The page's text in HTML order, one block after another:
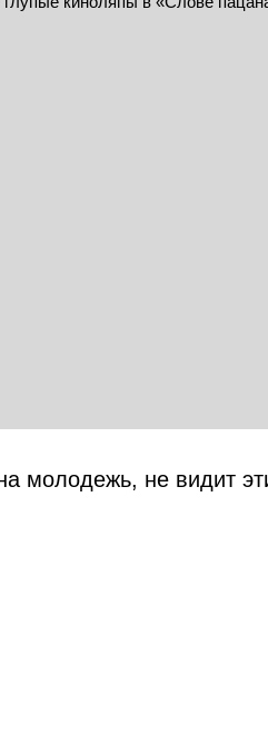
молодежь, не видит